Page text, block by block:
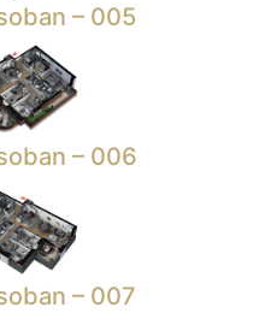
– 005
– 006
– 007